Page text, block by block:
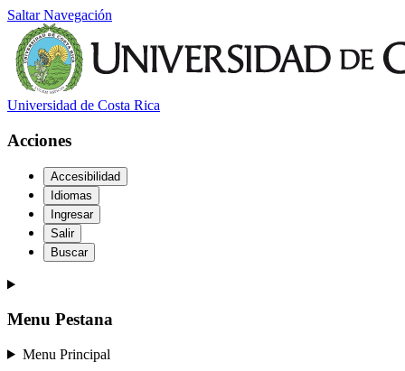
Saltar Navegación
Universidad de Costa Rica
Acciones
Accesibilidad
Idiomas
Ingresar
Salir
Buscar
Menu Pestana
Menu Principal